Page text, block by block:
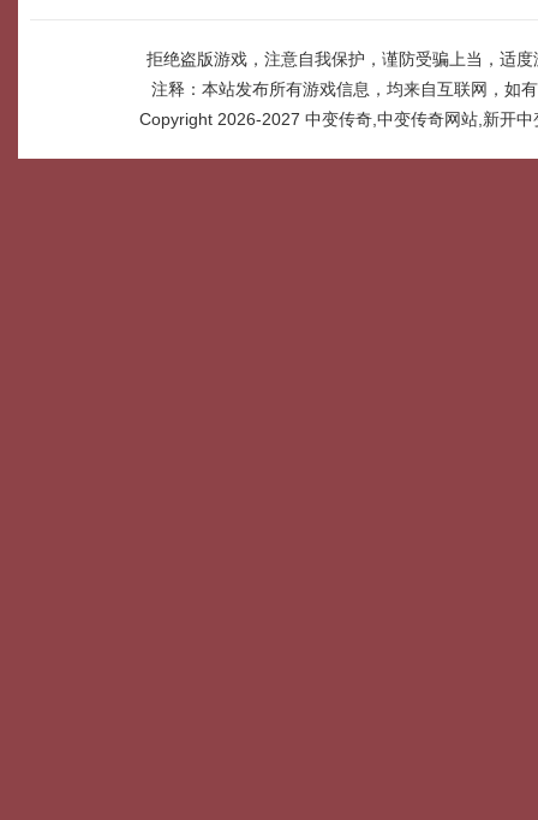
拒绝盗版游戏，注意自我保护，谨防受骗上当，适
注释：本站发布所有游戏信息，均来自互联网，如
Copyright 2026-2027 中变传奇,中变传奇网站,新开